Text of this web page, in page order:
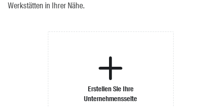
Werkstätten in Ihrer Nähe.
Erstellen Sie Ihre
Unternehmensseite